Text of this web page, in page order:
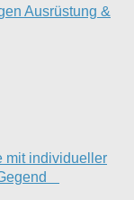
Ausrüstung &
mit individueller